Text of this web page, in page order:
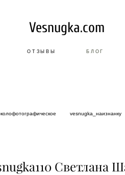
Vesnugka.com
ОТЗЫВЫ БЛОГ
vesnugka_наизнанку
Светлана